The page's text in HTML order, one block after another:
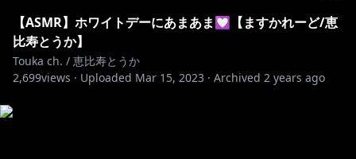
【ASMR】ホワイトデーにあまあま💟【ますかれーど/恵
比寿とうか】
Touka ch. / 恵比寿とうか
2,699views · Uploaded Mar 15, 2023 · Archived 2 years ago